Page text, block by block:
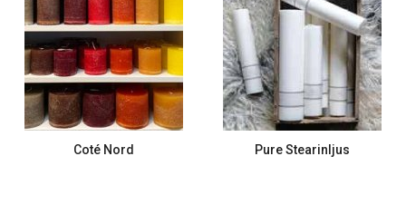
Coté Nord Pure Stearinljus